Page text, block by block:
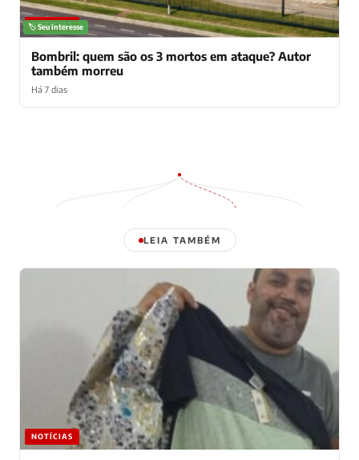
NOTÍCIAS
🏷️ Seu interesse
Bombril: quem são os 3 mortos em ataque? Autor
também morreu
Há 7 dias
LEIA TAMBÉM
NOTÍCIAS